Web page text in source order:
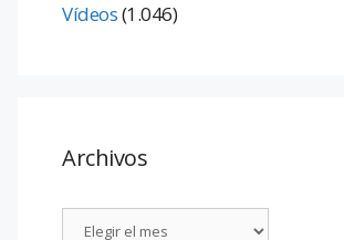
Vídeos(1.046)
Archivos